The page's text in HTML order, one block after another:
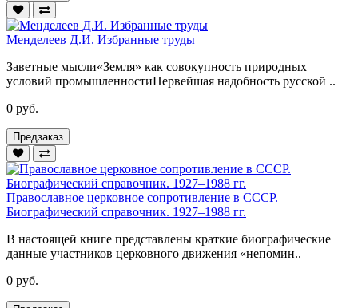
Менделеев Д.И. Избранные труды
Заветные мысли«Земля» как совокупность природных
условий промышленностиПервейшая надобность русской ..
0 руб.
Предзаказ
Православное церковное сопротивление в СССР.
Биографический справочник. 1927–1988 гг.
В настоящей книге представлены краткие биографические
данные участников церковного движения «непомин..
0 руб.